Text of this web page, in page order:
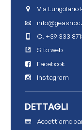
Via Lungolario
C. +39 333
Sito web
Facebook
Instagram
DETTAGLI
Accettiamo